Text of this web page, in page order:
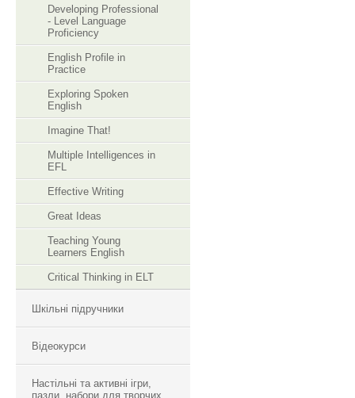
Developing Professional
- Level Language
Proficiency
English Profile in
Practice
Exploring Spoken
English
Imagine That!
Multiple Intelligences in
EFL
Effective Writing
Great Ideas
Teaching Young
Learners English
Critical Thinking in ELT
Шкільні підручники
Відеокурси
Настільні та активні ігри,
пазли, набори для творчих